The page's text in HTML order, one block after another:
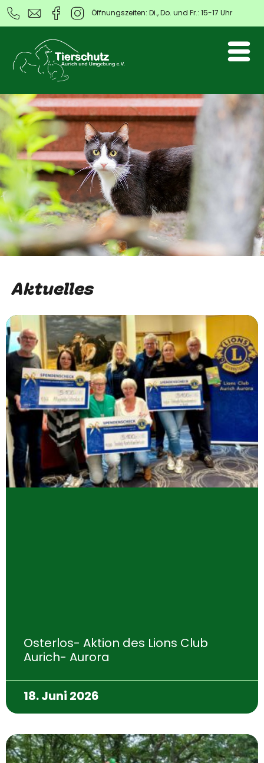
Öffnungszeiten: Di., Do. und Fr.: 15-17 Uhr
Aktuelles
Osterlos- Aktion des Lions Club
Aurich- Aurora
18. Juni 2026